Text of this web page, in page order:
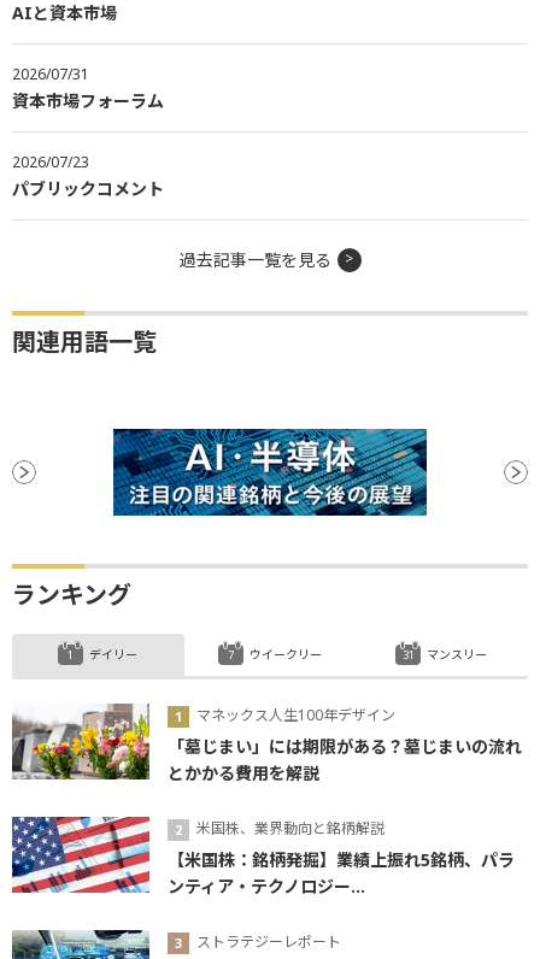
AIと資本市場
2026/07/31
資本市場フォーラム
2026/07/23
パブリックコメント
過去記事一覧を見る
関連用語一覧
ランキング
デイリー
マネックス人生100年デザイン
「墓じまい」には期限がある？墓じまいの流れ
とかかる費用を解説
米国株、業界動向と銘柄解説
【米国株：銘柄発掘】業績上振れ5銘柄、パラ
ンティア・テクノロジー...
ストラテジーレポート
ウイークリー マンスリー